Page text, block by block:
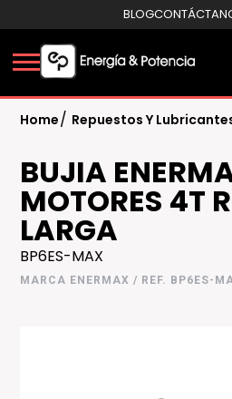
BLOG
Home/ Repuestos Y
BUJIA
MOTORES 4T
LARGA
BP6ES-MAX
MARCA ENERMAX / REF. BP6ES-